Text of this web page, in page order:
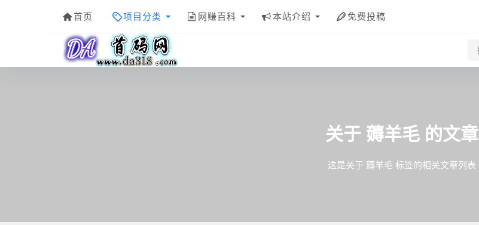
首页 项目分类 网赚百科 本站介绍 免费投稿
关于 薅羊毛 的文章
这是关于 薅羊毛 标签的相关文章列表